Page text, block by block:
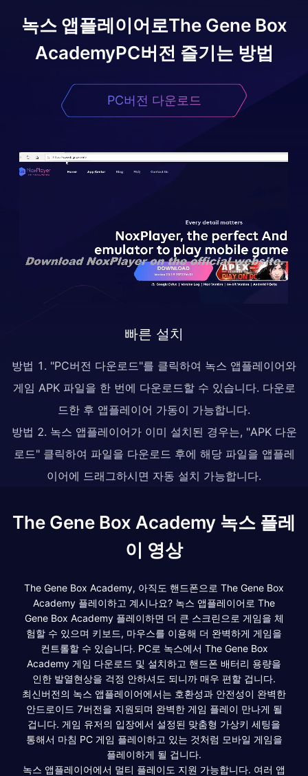
녹스 앱플레이어로The Gene Box
AcademyPC버전 즐기는 방법
PC버전 다운로드
빠른 설치
방법 1. "PC버전 다운로드"를 클릭하여 녹스 앱플레이어와
게임 APK 파일을 한 번에 다운로드할 수 있습니다. 다운로
드한 후 앱플레이어 가동이 가능합니다.
방법 2. 녹스 앱플레이어가 이미 설치된 경우는, "APK 다운
로드" 클릭하여 파일을 다운로드 후에 해당 파일을 앱플레
이어에 드래그하시면 자동 설치 가능합니다.
The Gene Box Academy 녹스 플레
이 영상
The Gene Box Academy, 아직도 핸드폰으로 The Gene Box
Academy 플레이하고 계시나요? 녹스 앱플레이어로 The
Gene Box Academy 플레이하면 더 큰 스크린으로 게임을 체
험할 수 있으며 키보드, 마우스를 이용해 더 완벽하게 게임을
컨트롤할 수 있습니다. PC로 녹스에서 The Gene Box
Academy 게임 다운로드 및 설치하고 핸드폰 배터리 용량을
인한 발열현상을 걱정 안하셔도 되니까 매우 편할 겁니다.
최신버전의 녹스 앱플레이어에서는 호환성과 안전성이 완벽한
안드로이드 7버전을 지원되며 완벽한 게임 플레이 만나게 될
겁니다. 게임 유저의 입장에서 설정된 맞춤형 가상키 세팅을
통해서 마침 PC 게임 플레이하고 있는 것처럼 모바일 게임을
플레이하게 될 겁니다.
녹스 앱플레이어에서 멀티 플레이도 지원 가능합니다. 여러 앱